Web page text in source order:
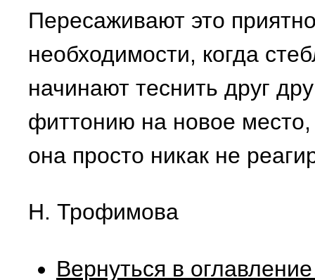
Пересаживают это
необходимости, когда
начинают теснить друг
фиттонию на новое место,
она просто никак не
Н. Трофимова
Вернуться в